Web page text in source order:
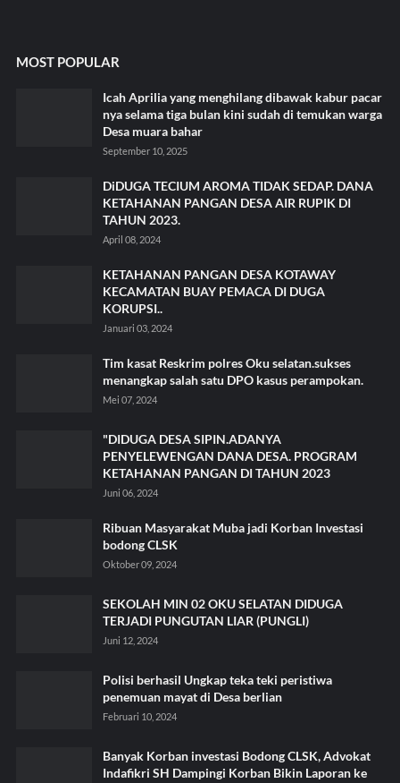
MOST POPULAR
Icah Aprilia yang menghilang dibawak kabur pacar
nya selama tiga bulan kini sudah di temukan warga
Desa muara bahar
September 10, 2025
DiDUGA TECIUM AROMA TIDAK SEDAP. DANA
KETAHANAN PANGAN DESA AIR RUPIK DI
TAHUN 2023.
April 08, 2024
KETAHANAN PANGAN DESA KOTAWAY
KECAMATAN BUAY PEMACA DI DUGA
KORUPSI..
Januari 03, 2024
Tim kasat Reskrim polres Oku selatan.sukses
menangkap salah satu DPO kasus perampokan.
Mei 07, 2024
"DIDUGA DESA SIPIN.ADANYA
PENYELEWENGAN DANA DESA. PROGRAM
KETAHANAN PANGAN DI TAHUN 2023
Juni 06, 2024
Ribuan Masyarakat Muba jadi Korban Investasi
bodong CLSK
Oktober 09, 2024
SEKOLAH MIN 02 OKU SELATAN DIDUGA
TERJADI PUNGUTAN LIAR (PUNGLI)
Juni 12, 2024
Polisi berhasil Ungkap teka teki peristiwa
penemuan mayat di Desa berlian
Februari 10, 2024
Banyak Korban investasi Bodong CLSK, Advokat
Indafikri SH Dampingi Korban Bikin Laporan ke